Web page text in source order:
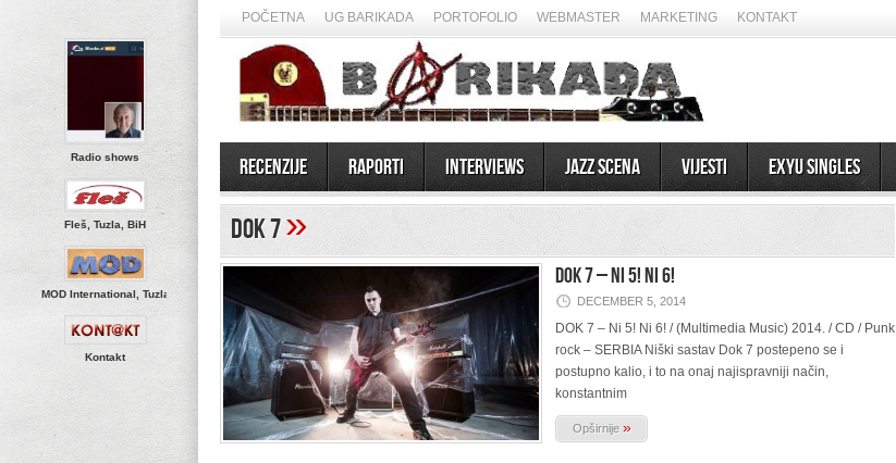
POČETNA UG BARIKADA PORTOFOLIO WEBMASTER MARKETING KONTAKT
Recenzije Raporti Interviews Jazz scena Vijesti EXYU Singles
Radio shows
Fleš, Tuzla, BiH
MOD International, Tuzla
Kontakt
Dok 7»
DOK 7 – Ni 5! Ni 6!
DECEMBER 5, 2014
DOK 7 – Ni 5! Ni 6! / (Multimedia Music) 2014. / CD / Punk
rock – SERBIA Niški sastav Dok 7 postepeno se i
postupno kalio, i to na onaj najispravniji način,
konstantnim
Opširnije »